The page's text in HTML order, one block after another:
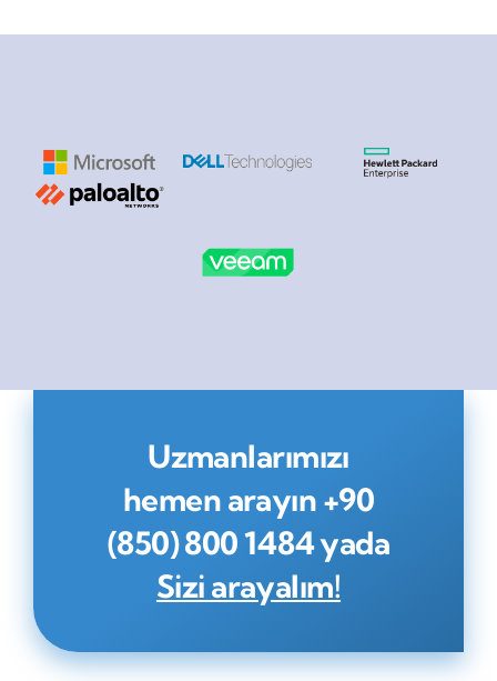
Uzmanlarımızı
hemen arayın +90
(850) 800 1484yada
Sizi arayalım!